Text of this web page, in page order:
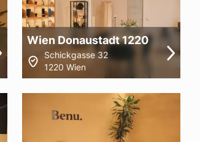
Wien Donaustadt 1220
Schickgasse 32
1220 Wien